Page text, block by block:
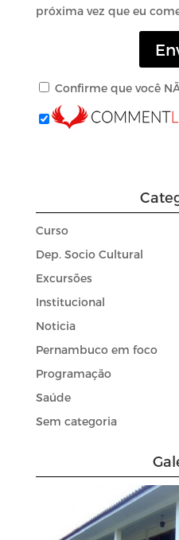
próxima vez que eu
Confirme que você
Curso
Dep. Socio Cultural
Excursões
Institucional
Noticia
Pernambuco em foco
Programação
Saúde
Sem categoria